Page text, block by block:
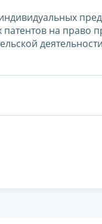
индивидуальных
на право